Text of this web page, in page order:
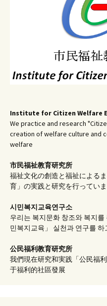
Institute for Citizen Welfare
We practice and research
creation of welfare culture and
welfare
市民福祉教育研究所
福祉文化の創造と福祉による
育」の実践と研究を行っていま
시민복지교육연구소
우리는 복지문화 창조와 복지
민복지교육」 실천과 연구를 하
公民福利教育研究所
我們現在研究和実践「公民福
于福利的社區發展